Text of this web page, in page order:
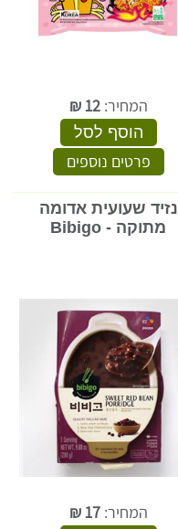
המחיר:12
₪
הוסף לסל
פרטים נוספים
נזיד שעועית אדומה
מתוקה - Bibigo
המחיר:17
₪